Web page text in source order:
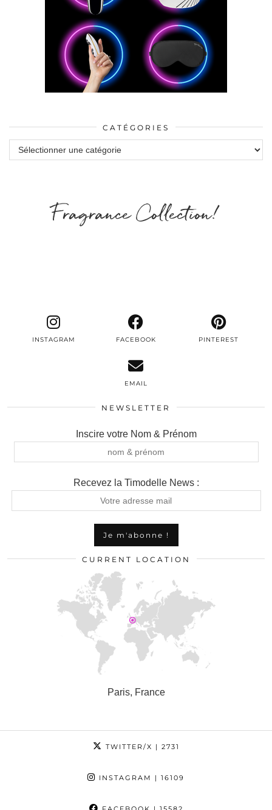
CATÉGORIES
Catégories
Fragrance Collection!
INSTAGRAM FACEBOOK PINTEREST
EMAIL
NEWSLETTER
Inscire votre Nom & Prénom
Recevez la Timodelle News :
CURRENT LOCATION
Paris, France
TWITTER/X | 2731
INSTAGRAM | 16109